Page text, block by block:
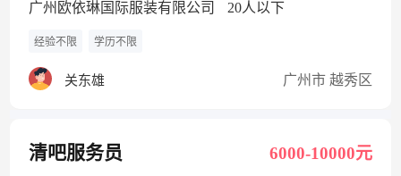
广州欧依琳国际服装有限公司 20人以下
经验不限 学历不限
关东雄 广州市 越秀区
清吧服务员 6000-10000元